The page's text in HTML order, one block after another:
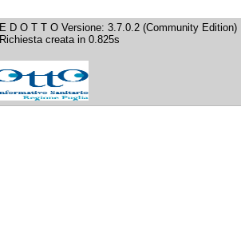
E D O T T O Versione: 3.7.0.2 (Community Edition)
Richiesta creata in 0.825s